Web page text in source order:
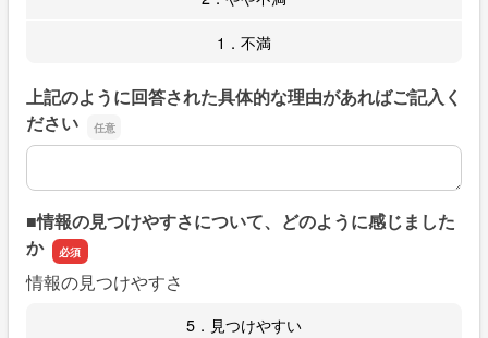
1．不満
上記のように回答された具体的な理由があればご記入く
ださい
上記のように回答された具体的な理由があればご記入くだ
■情報の見つけやすさについて、どのように感じました
か
情報の見つけやすさ
5．見つけやすい